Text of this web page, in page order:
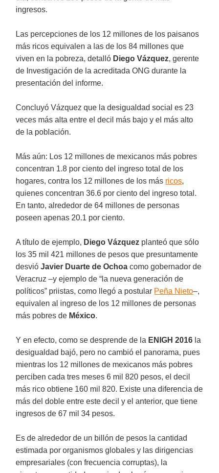
ingresos.
Las percepciones de los 12 millones de los paisanos
más ricos equivalen a las de los 84 millones que
viven en la pobreza, detalló Diego Vázquez, gerente
de Investigación de la acreditada ONG durante la
presentación del informe.
Concluyó Vázquez que la desigualdad social es 23
veces más alta entre el decil más bajo y el más alto
de la población.
Más aún: Los 12 millones de mexicanos más pobres
concentran 1.8 por ciento del ingreso total de los
hogares, contra los 12 millones de los más ricos,
quienes concentran 36.6 por ciento del ingreso total.
En tanto, alrededor de 64 millones de personas
poseen apenas 20.1 por ciento.
A título de ejemplo, Diego Vázquez planteó que sólo
los 35 mil 421 millones de pesos que presuntamente
desvióJavier Duarte de Ochoa como gobernador de
Veracruz –y ejemplo de “la nueva generación de
políticos” priistas, como llegó a postular Peña Nieto–,
equivalen al ingreso de los 12 millones de personas
más pobres de México.
Y en efecto, como se desprende de la ENIGH 2016 la
desigualdad bajó, pero no cambió el panorama, pues
mientras los 12 millones de mexicanos más pobres
perciben cada tres meses 6 mil 820 pesos, el decil
más rico obtiene 160 mil 820. Existe una diferencia de
más del doble entre este decil y el anterior, que tiene
ingresos de 67 mil 34 pesos.
Es de alrededor de un billón de pesos la cantidad
estimada por organismos globales y las dirigencias
empresariales (con frecuencia corruptas), la